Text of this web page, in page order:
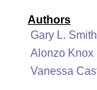
Authors
Gary L.
Alonzo Knox
Vanessa